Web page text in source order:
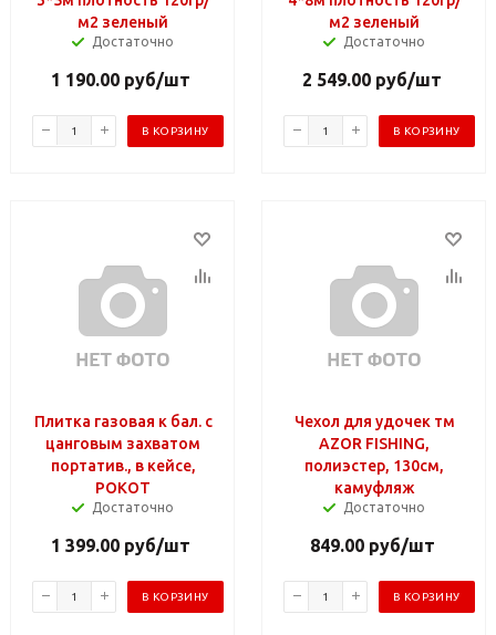
м2 зеленый
Достаточно
1 190.00 руб/шт
В КОРЗИНУ
м2 зеленый
Достаточно
2 549.00 руб/шт
В КОРЗИНУ
Плитка газовая к бал. с
цанговым захватом
портатив., в кейсе,
РОКОТ
Достаточно
1 399.00 руб/шт
В КОРЗИНУ
Чехол для удочек тм
AZOR FISHING,
полиэстер, 130см,
камуфляж
Достаточно
849.00руб/шт
В КОРЗИНУ